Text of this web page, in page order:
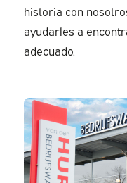
historia con
ayudarles a
adecuado.